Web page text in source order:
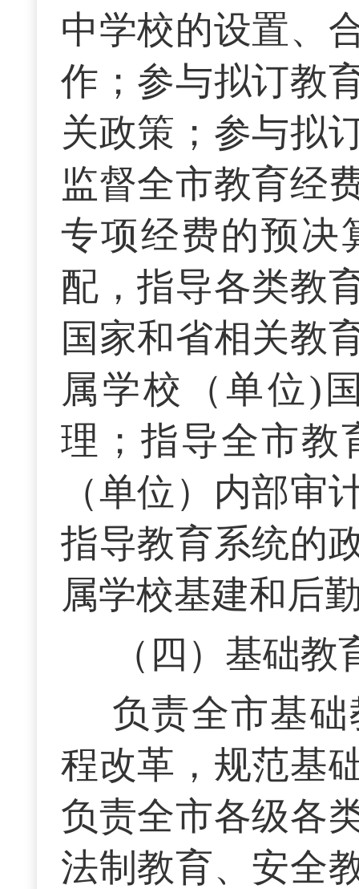
中学校的设置、
作；参与拟订教
关政策；参与拟
监督全市教育经
专项经费的预决
配，指导各类教
国家和省相关教
属学校（单位)
理；指导全市教
（单位）内部审
指导教育系统的
属学校基建和后
（四）基础教
负责全市基
程改革，规范基
负责全市各级各
法制教育、安全